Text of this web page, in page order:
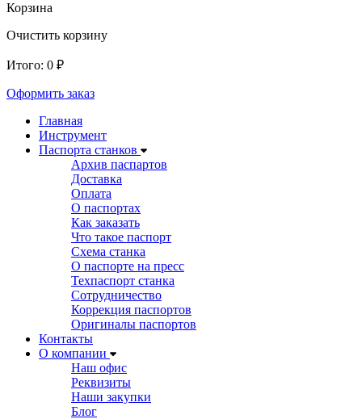
Корзина
Очистить корзину
Итого: 0 ₽
Оформить заказ
Главная
Инструмент
Паспорта станков
Архив паспартов
Доставка
Оплата
О паспортах
Как заказать
Что такое паспорт
Схема станка
О паспорте на пресс
Техпаспорт станка
Сотрудничество
Коррекция паспортов
Оригиналы паспортов
Контакты
О компании
Наш офис
Реквизиты
Наши закупки
Блог